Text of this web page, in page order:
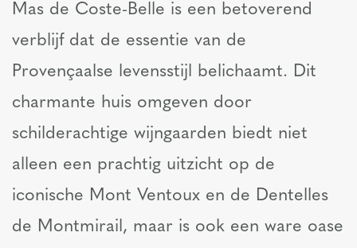
Mas de Coste-Belle is een betoverend
verblijf dat de essentie van de
Provençaalse levensstijl belichaamt. Dit
charmante huis omgeven door
schilderachtige wijngaarden biedt niet
alleen een prachtig uitzicht op de
iconische Mont Ventoux en de Dentelles
de Montmirail, maar is ook een ware oase